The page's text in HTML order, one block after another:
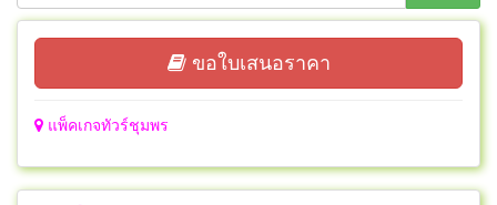
ขอใบเสนอราคา
แพ็คเกจทัวร์ชุมพร